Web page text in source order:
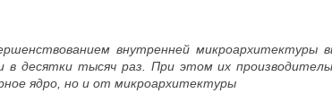
внутренней микроархитектуры
в десятки тысяч раз. При этом их
ядро, но и от микроархитектуры